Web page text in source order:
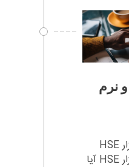
نرم
کسب و کارهای کوچک و نرم افزار HSE
کسب و کارهای کوچک و نرم افزار HSE آیا